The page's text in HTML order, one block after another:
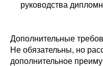
Квартальный
Оценка
руководства
Дополнительные
Не обязательны, но
дополнительное